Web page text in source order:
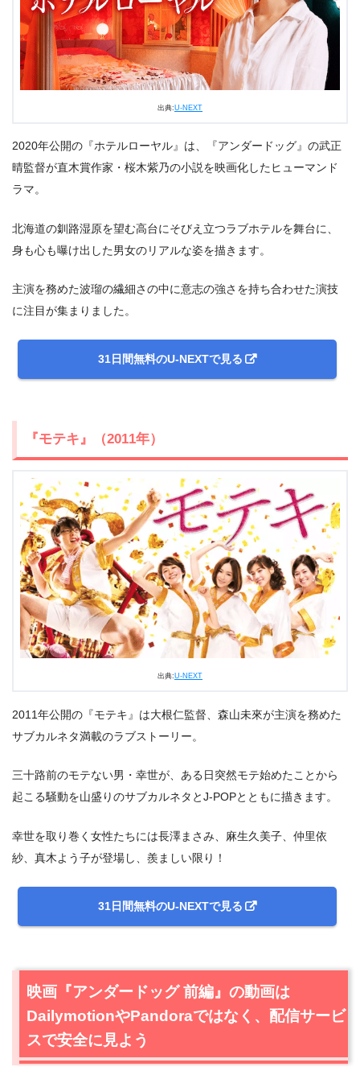
出典:U-NEXT
2020年公開の『ホテルローヤル』は、『アンダードッグ』の武正
晴監督が直木賞作家・桜木紫乃の小説を映画化したヒューマンド
ラマ。
北海道の釧路湿原を望む高台にそびえ立つラブホテルを舞台に、
身も心も曝け出した男女のリアルな姿を描きます。
主演を務めた波瑠の繊細さの中に意志の強さを持ち合わせた演技
に注目が集まりました。
31日間無料のU-NEXTで見る
『モテキ』（2011年）
出典:U-NEXT
2011年公開の『モテキ』は大根仁監督、森山未來が主演を務めた
サブカルネタ満載のラブストーリー。
三十路前のモテない男・幸世が、ある日突然モテ始めたことから
起こる騒動を山盛りのサブカルネタとJ-POPとともに描きます。
幸世を取り巻く女性たちには長澤まさみ、麻生久美子、仲里依
紗、真木よう子が登場し、羨ましい限り！
31日間無料のU-NEXTで見る
映画『アンダードッグ 前編』の動画は
DailymotionやPandoraではなく、配信サービ
スで安全に見よう